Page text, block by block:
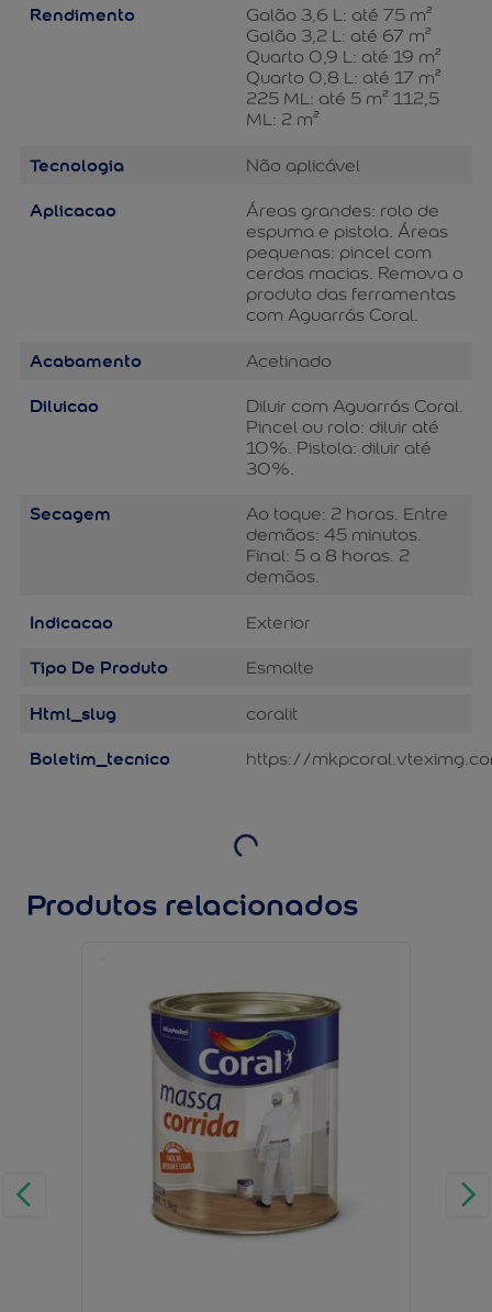
Rendimento
Galão 3,6 L: até 75 m²
Galão 3,2 L: até 67 m²
Quarto 0,9 L: até 19 m²
Quarto 0,8 L: até 17 m²
225 ML: até 5 m² 112,5
ML: 2 m²
Tecnologia Não aplicável
Aplicacao
Áreas grandes: rolo de
espuma e pistola. Áreas
pequenas: pincel com
cerdas macias. Remova o
produto das ferramentas
com Aguarrás Coral.
Acabamento Acetinado
Diluicao
Diluir com Aguarrás Coral.
Pincel ou rolo: diluir até
10%. Pistola: diluir até
30%.
Secagem
Ao toque: 2 horas. Entre
demãos: 45 minutos.
Final: 5 a 8 horas. 2
demãos.
Indicacao Exterior
Tipo De Produto Esmalte
Html_slug coralit
Boletim_tecnico https://
Produtos relacionados